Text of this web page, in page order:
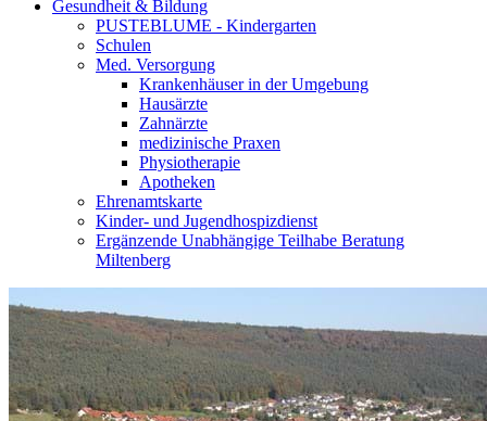
Gesundheit & Bildung
PUSTEBLUME - Kindergarten
Schulen
Med. Versorgung
Krankenhäuser in der Umgebung
Hausärzte
Zahnärzte
medizinische Praxen
Physiotherapie
Apotheken
Ehrenamtskarte
Kinder- und Jugendhospizdienst
Ergänzende Unabhängige Teilhabe Beratung
Miltenberg